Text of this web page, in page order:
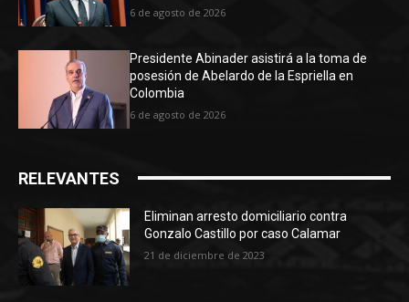
6 de agosto de 2026
Presidente Abinader asistirá a la toma de
posesión de Abelardo de la Espriella en
Colombia
6 de agosto de 2026
RELEVANTES
Eliminan arresto domiciliario contra
Gonzalo Castillo por caso Calamar
21 de diciembre de 2023